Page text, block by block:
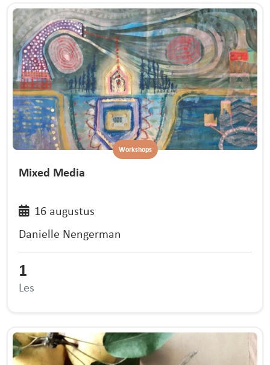
Workshops
Mixed Media
16 augustus
Danielle Nengerman
1
Les